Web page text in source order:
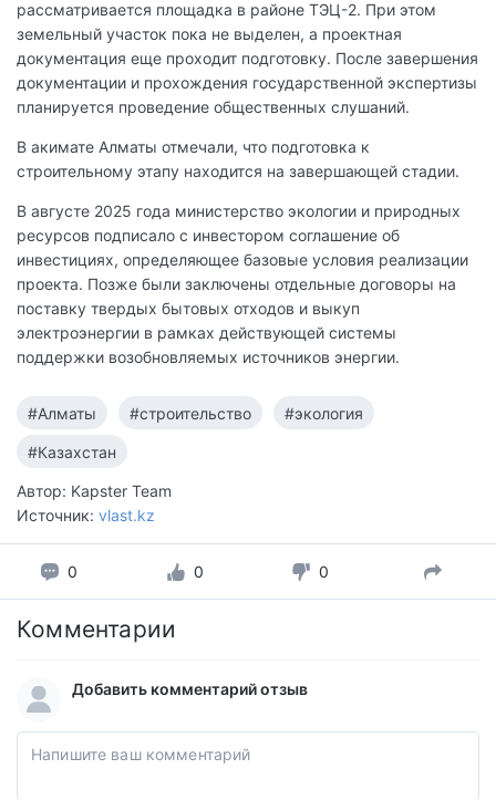
рассматривается площадка в районе ТЭЦ-2. При этом
земельный участок пока не выделен, а проектная
документация еще проходит подготовку. После завершения
документации и прохождения государственной экспертизы
планируется проведение общественных слушаний.
В акимате Алматы отмечали, что подготовка к
строительному этапу находится на завершающей стадии.
В августе 2025 года министерство экологии и природных
ресурсов подписало с инвестором соглашение об
инвестициях, определяющее базовые условия реализации
проекта. Позже были заключены отдельные договоры на
поставку твердых бытовых отходов и выкуп
электроэнергии в рамках действующей системы
поддержки возобновляемых источников энергии.
#Алматы #строительство #экология
#Казахстан
Автор: Kapster Team
Источник: vlast.kz
0 0 0
Комментарии
Добавить комментарий отзыв